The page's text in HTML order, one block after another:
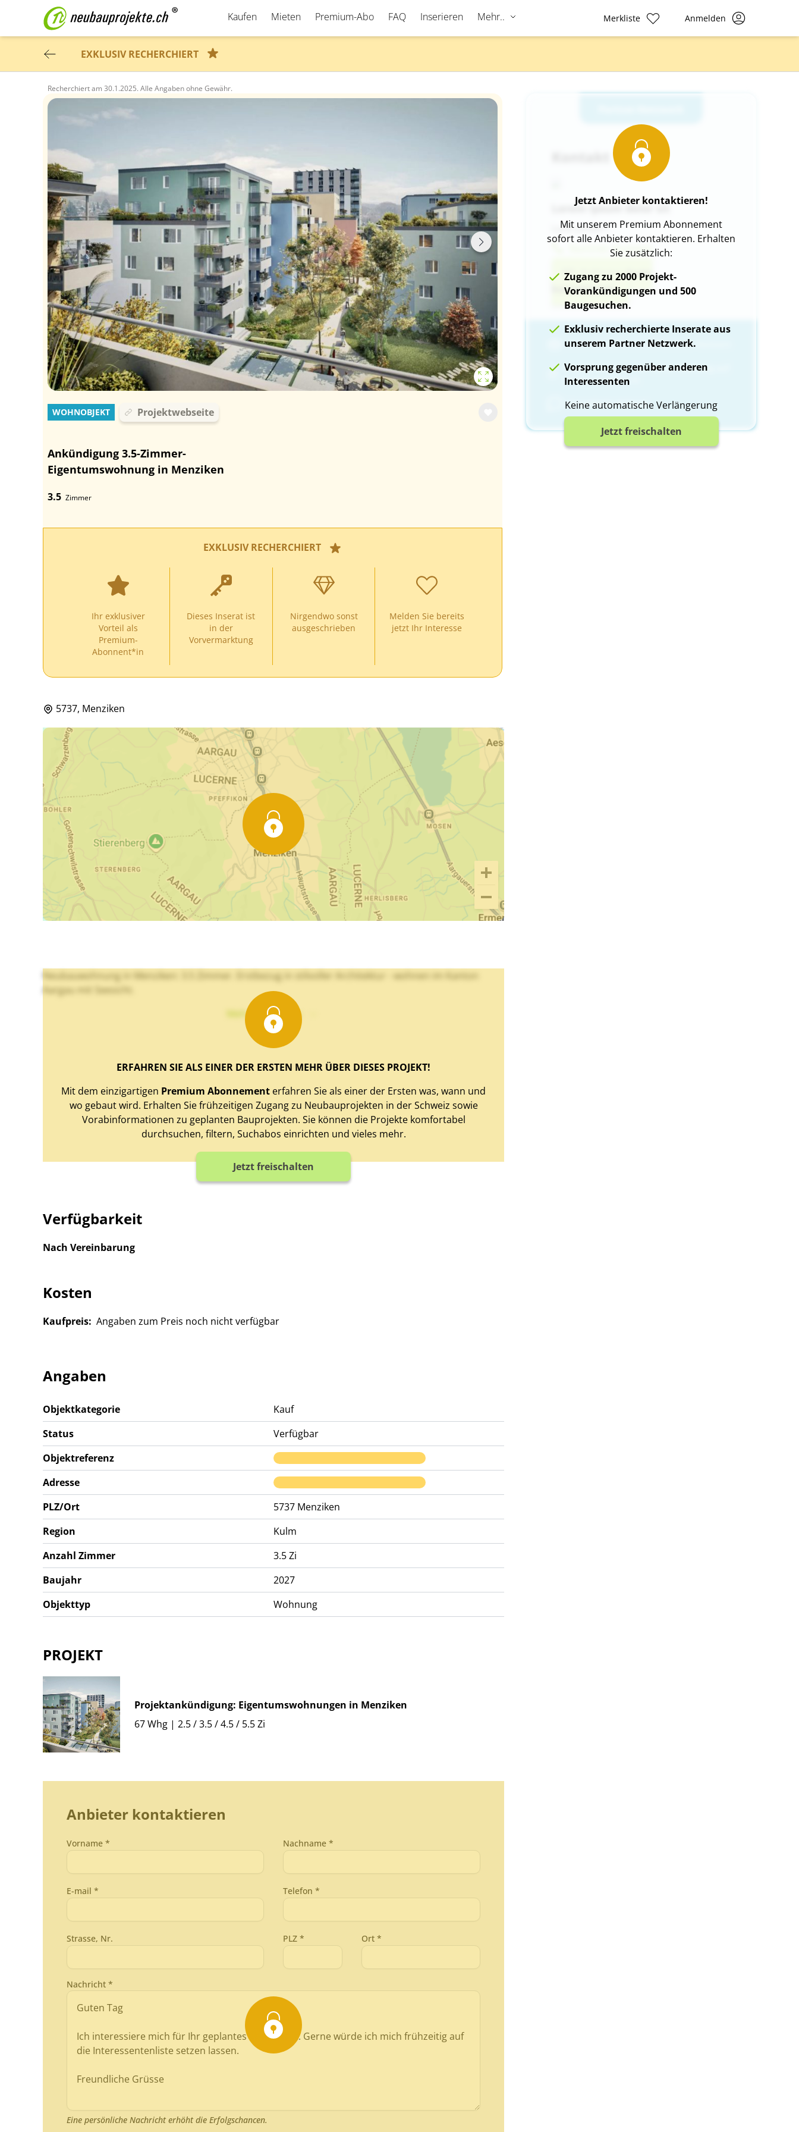
Kaufen Mieten Premium-Abo FAQ Inserieren Mehr.. Merkliste Anmelden
EXKLUSIV RECHERCHIERT
Recherchiert am 30.1.2025. Alle Angaben ohne Gewähr.
Zugang freischalten und alle Bilder
WOHNOBJEKT Projektwebseite
Ankündigung 3.5-Zimmer-
Eigentumswohnung in Menziken
3.5 Zimmer
EXKLUSIV RECHERCHIERT
Ihr exklusiver
Vorteil als
Premium-
Abonnent*in
Dieses Inserat ist
in der
Vorvermarktung
Nirgendwo sonst
ausgeschrieben
Melden Sie bereits
jetzt Ihr Interesse
Lorem ipsum dolor sit
Lore Lorem i
Nummer Anzeigen
Anbieter direkt
kontaktieren
Einer von mehr als 80 Premium-Partnern
Projekte schon in der Vorvermarktung auf
Neubauprojekte.ch
Garantierte Antwort
Jetzt Anbieter kontaktieren!
Mit unserem Premium Abonnement
sofort alle Anbieter kontaktieren. Erhalten
Sie zusätzlich:
Zugang zu 2000 Projekt-
Vorankündigungen und 500
Baugesuchen.
Exklusiv recherchierte Inserate aus
unserem Partner Netzwerk.
Vorsprung gegenüber anderen
Interessenten
Keine automatische Verlängerung
Jetzt freischalten
5737, Menziken
Neubauwohnung in Menziken: 3.5 Zimmer. Erstbezug in stilvoller Architektur - wohnen im Kanton
Aargau mit Seesicht.
Mehr Text sehen
ERFAHREN SIE ALS EINER DER ERSTEN MEHR ÜBER DIESES PROJEKT!
Mit dem einzigartigen Premium Abonnement erfahren Sie als einer der Ersten was, wann und
wo gebaut wird. Erhalten Sie frühzeitigen Zugang zu Neubauprojekten in der Schweiz sowie
Vorabinformationen zu geplanten Bauprojekten. Sie können die Projekte komfortabel
durchsuchen, filtern, Suchabos einrichten und vieles mehr.
Jetzt freischalten
Verfügbarkeit
Nach Vereinbarung
Kosten
Kaufpreis: Angaben zum Preis noch nicht verfügbar
Angaben
Objektkategorie
Kauf
Status
Verfügbar
Objektreferenz
Adresse
PLZ/Ort
5737 Menziken
Region
Kulm
Anzahl Zimmer
3.5 Zi
Baujahr
2027
Objekttyp
Wohnung
PROJEKT
Projektankündigung: Eigentumswohnungen in Menziken
67 Whg | 2.5 / 3.5 / 4.5 / 5.5 Zi
Anbieter kontaktieren
Vorname * Nachname *
E-mail * Telefon *
Strasse, Nr. PLZ * Ort *
Nachricht *
Eine persönliche Nachricht erhöht die Erfolgschancen.